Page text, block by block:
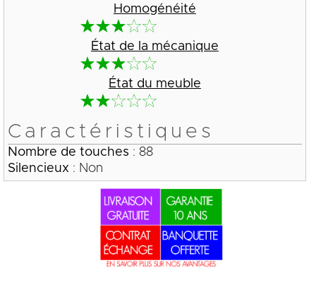
Homogénéité
État de la mécanique
État du meuble
Caractéristiques
Nombre de touches : 88
Silencieux : Non